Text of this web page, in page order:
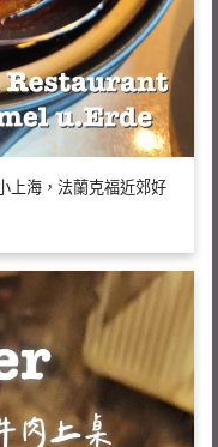
上海，法蘭克福近郊好